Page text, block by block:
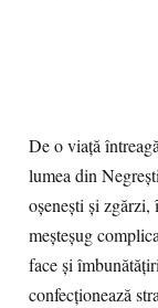
De o viață
lumea din
oșenești și
meșteșug
face și
confecționează